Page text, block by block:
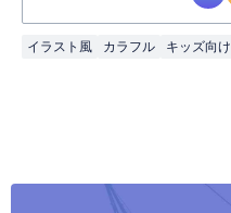
イラスト風 カラフル キッズ向け